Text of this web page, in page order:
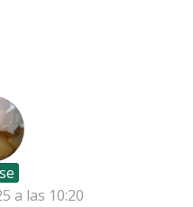
a las 10:20